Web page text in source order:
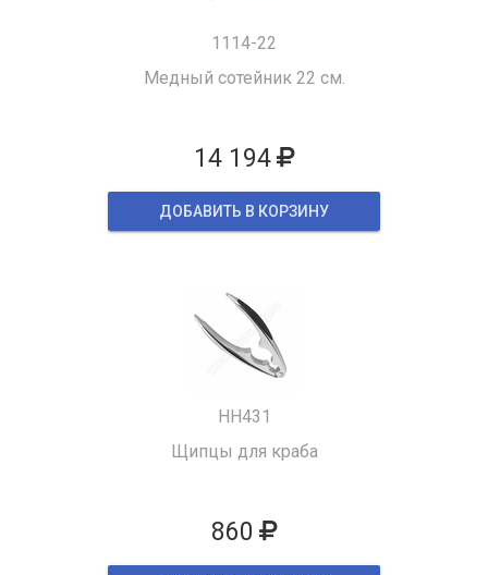
1114-22
Медный сотейник 22 см.
14 194
ДОБАВИТЬ В КОРЗИНУ
HH431
Щипцы для краба
860